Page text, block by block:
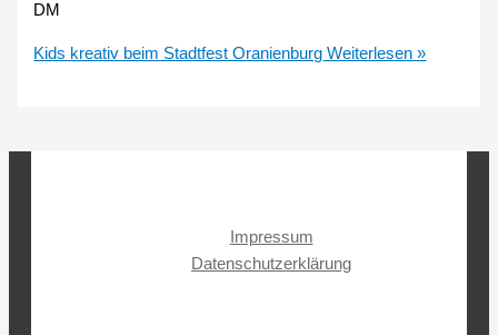
DM
Kids kreativ beim Stadtfest Oranienburg Weiterlesen »
Impressum
Datenschutzerklärung